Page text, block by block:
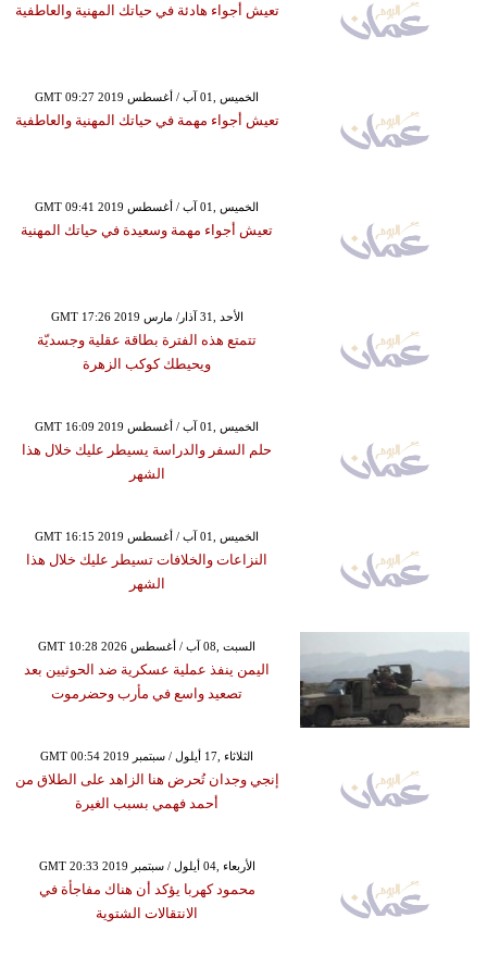
تعيش أجواء هادئة في حياتك المهنية والعاطفية
GMT 09:27 2019 الخميس ,01 آب / أغسطس
تعيش أجواء مهمة في حياتك المهنية والعاطفية
GMT 09:41 2019 الخميس ,01 آب / أغسطس
تعيش أجواء مهمة وسعيدة في حياتك المهنية
GMT 17:26 2019 الأحد ,31 آذار/ مارس
تتمتع هذه الفترة بطاقة عقلية وجسديّة
ويحيطك كوكب الزهرة
GMT 16:09 2019 الخميس ,01 آب / أغسطس
حلم السفر والدراسة يسيطر عليك خلال هذا
الشهر
GMT 16:15 2019 الخميس ,01 آب / أغسطس
النزاعات والخلافات تسيطر عليك خلال هذا
الشهر
GMT 10:28 2026 السبت ,08 آب / أغسطس
اليمن ينفذ عملية عسكرية ضد الحوثيين بعد
تصعيد واسع في مأرب وحضرموت
GMT 00:54 2019 الثلاثاء ,17 أيلول / سبتمبر
إنجي وجدان تُحرض هنا الزاهد على الطلاق من
أحمد فهمي بسبب الغيرة
GMT 20:33 2019 الأربعاء ,04 أيلول / سبتمبر
محمود كهربا يؤكد أن هناك مفاجأة في
الانتقالات الشتوية